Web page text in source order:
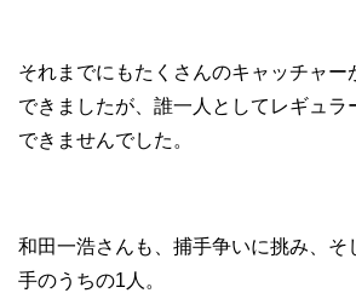
それまでにもたくさんのキャッチャー
できましたが、誰一人としてレギュラ
できませんでした。
和田一浩さんも、捕手争いに挑み、そ
手のうちの1人。